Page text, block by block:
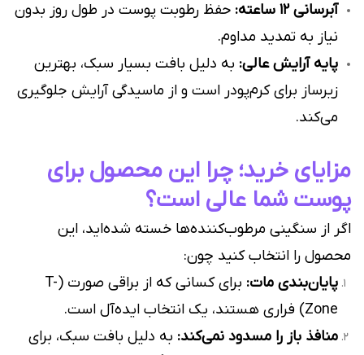
آبرسانی ۱۲ ساعته:
حفظ رطوبت پوست در طول روز بدون
نیاز به تمدید مداوم.
پایه آرایش عالی: به دلیل بافت بسیار سبک، بهترین
زیرساز برای کرم‌پودر است و از ماسیدگی آرایش جلوگیری
می‌کند.
مزایای خرید؛ چرا این محصول برای
پوست شما عالی است؟
اگر از سنگینی مرطوب‌کننده‌ها خسته شده‌اید، این
محصول را انتخاب کنید چون:
پایان‌بندی مات:
برای کسانی که از براقی صورت (T-
Zone) فراری هستند، یک انتخاب ایده‌آل است.
منافذ باز را مسدود نمی‌کند: به دلیل بافت سبک، برای